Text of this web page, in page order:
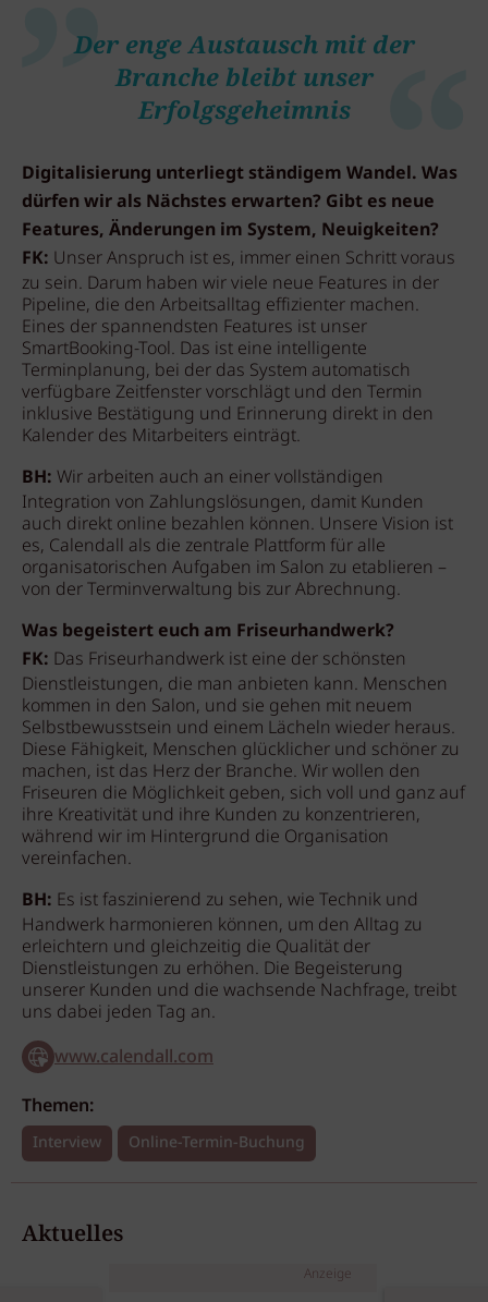
Der enge Austausch mit der
Branche bleibt unser
Erfolgsgeheimnis
Digitalisierung unterliegt ständigem Wandel. Was
dürfen wir als Nächstes erwarten? Gibt es neue
Features, Änderungen im System, Neuigkeiten?
FK: Unser Anspruch ist es, immer einen Schritt voraus
zu sein. Darum haben wir viele neue Features in der
Pipeline, die den Arbeitsalltag effizienter machen.
Eines der spannendsten Features ist unser
SmartBooking-Tool. Das ist eine intelligente
Terminplanung, bei der das System automatisch
verfügbare Zeitfenster vorschlägt und den Termin
inklusive Bestätigung und Erinnerung direkt in den
Kalender des Mitarbeiters einträgt.
BH: Wir arbeiten auch an einer vollständigen
Integration von Zahlungslösungen, damit Kunden
auch direkt online bezahlen können. Unsere Vision ist
es, Calendall als die zentrale Plattform für alle
organisatorischen Aufgaben im Salon zu etablieren –
von der Terminverwaltung bis zur Abrechnung.
Was begeistert euch am Friseurhandwerk?
FK: Das Friseurhandwerk ist eine der schönsten
Dienstleistungen, die man anbieten kann. Menschen
kommen in den Salon, und sie gehen mit neuem
Selbstbewusstsein und einem Lächeln wieder heraus.
Diese Fähigkeit, Menschen glücklicher und schöner zu
machen, ist das Herz der Branche. Wir wollen den
Friseuren die Möglichkeit geben, sich voll und ganz auf
ihre Kreativität und ihre Kunden zu konzentrieren,
während wir im Hintergrund die Organisation
vereinfachen.
BH: Es ist faszinierend zu sehen, wie Technik und
Handwerk harmonieren können, um den Alltag zu
erleichtern und gleichzeitig die Qualität der
Dienstleistungen zu erhöhen. Die Begeisterung
unserer Kunden und die wachsende Nachfrage, treibt
uns dabei jeden Tag an.
www.calendall.com
Themen:
Interview Online-Termin-Buchung
Aktuelles
Anzeige